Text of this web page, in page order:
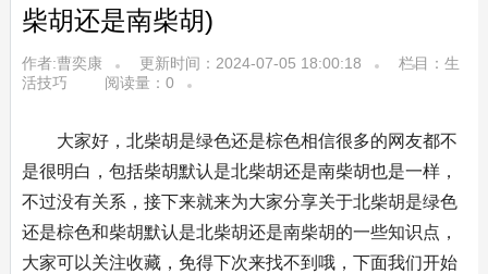
柴胡还是南柴胡)
作者:曹奕康 更新时间：2024-07-05 18:00:18 栏目： 生
活技巧
阅读量： 0
大家好，北柴胡是绿色还是棕色相信很多的网友都不
是很明白，包括柴胡默认是北柴胡还是南柴胡也是一样，
不过没有关系，接下来就来为大家分享关于北柴胡是绿色
还是棕色和柴胡默认是北柴胡还是南柴胡的一些知识点，
大家可以关注收藏，免得下次来找不到哦，下面我们开始